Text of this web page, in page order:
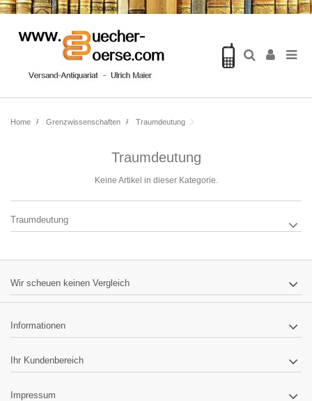
Home Grenzwissenschaften Traumdeutung
Traumdeutung
Keine Artikel in dieser Kategorie.
Traumdeutung
Wir scheuen keinen Vergleich
Informationen
Ihr Kundenbereich
Impressum